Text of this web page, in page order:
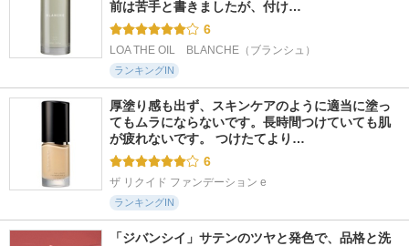
前は苦手と書きましたが、付け…
6
LOA THE OIL　BLANCHE（ブランシュ）
ランキングIN
厚塗り感も出ず、スキンケアのように適当に塗っ
てもムラにならないです。長時間つけていても肌
が疲れないです。 つけたてより…
6
ザ リクイド ファンデーション e
ランキングIN
「ジバンシイ」サテンのツヤと発色で、品格と洗